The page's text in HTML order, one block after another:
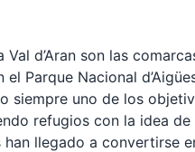
d’Aran son las
Parque Nacional
siempre uno de los
refugios con la idea
llegado a convertirse